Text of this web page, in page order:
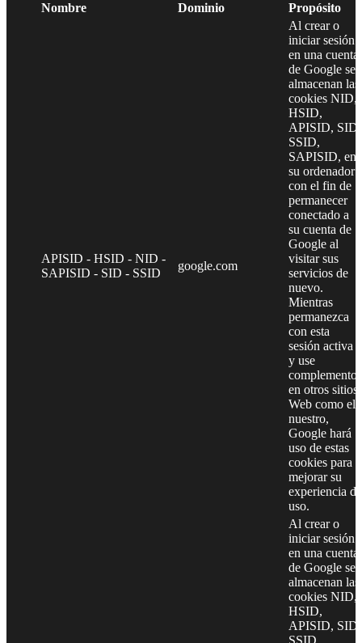
Nombre
Dominio Propósito
APISID - HSID - NID -
SAPISID - SID - SSID
google.com
Al crear o
iniciar sesión
en una cuenta
de Google se
almacenan las
cookies NID,
HSID,
APISID, SID,
SSID,
SAPISID, en
su ordenador
con el fin de
permanecer
conectado a
su cuenta de
Google al
visitar sus
servicios de
nuevo.
Mientras
permanezca
con esta
sesión activa
y use
complementos
en otros sitios
Web como el
nuestro,
Google hará
uso de estas
cookies para
mejorar su
experiencia de
uso.
Al crear o
iniciar sesión
en una cuenta
de Google se
almacenan las
cookies NID,
HSID,
APISID, SID,